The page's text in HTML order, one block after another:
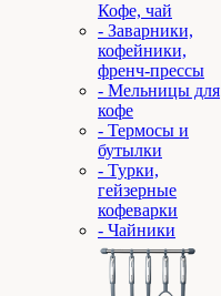
Кофе, чай
- Заварники,
кофейники,
френч-прессы
- Мельницы для
кофе
- Термосы и
бутылки
- Турки,
гейзерные
кофеварки
- Чайники